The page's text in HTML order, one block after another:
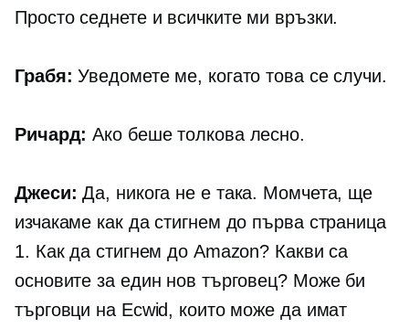
Просто седнете и всичките ми връзки.
Грабя: Уведомете ме, когато това се случи.
Ричард: Ако беше толкова лесно.
Джеси: Да, никога не е така. Момчета, ще
изчакаме как да стигнем до първа страница
1. Как да стигнем до Amazon? Какви са
основите за един нов търговец? Може би
търговци на Ecwid, които може да имат